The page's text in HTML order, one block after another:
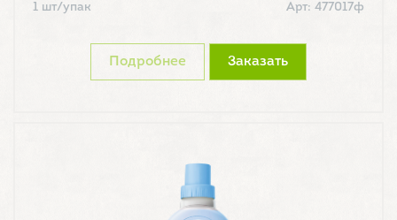
1 шт/упак Арт: 477017ф
Подробнее Заказать